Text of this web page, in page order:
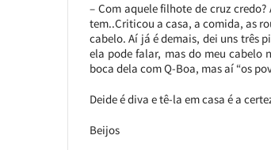
– Com aquele filhote de cruz
tem..Criticou a casa, a comida, as
cabelo. Aí já é demais, dei uns três
ela pode falar, mas do meu cabelo
boca dela com Q-Boa, mas aí “os
Deide é diva e tê-la em casa é a
Beijos